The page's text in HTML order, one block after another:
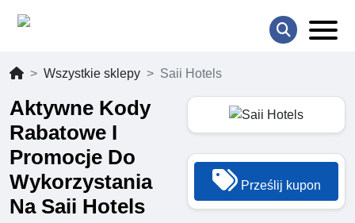
Wszystkie sklepy Saii Hotels
Aktywne Kody
Rabatowe I
Promocje Do
Wykorzystania
Na Saii Hotels
Prześlij kupon